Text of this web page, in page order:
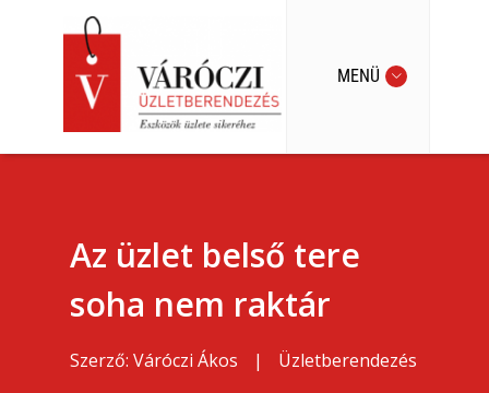
MENÜ
Az üzlet belső tere
soha nem raktár
Szerző: Váróczi Ákos | Üzletberendezés